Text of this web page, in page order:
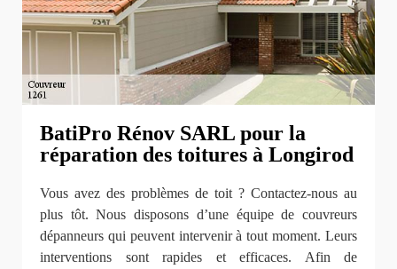
BatiPro Rénov SARL pour la
réparation des toitures à Longirod
Vous avez des problèmes de toit ? Contactez-nous au
plus tôt. Nous disposons d’une équipe de couvreurs
dépanneurs qui peuvent intervenir à tout moment. Leurs
interventions sont rapides et efficaces. Afin de